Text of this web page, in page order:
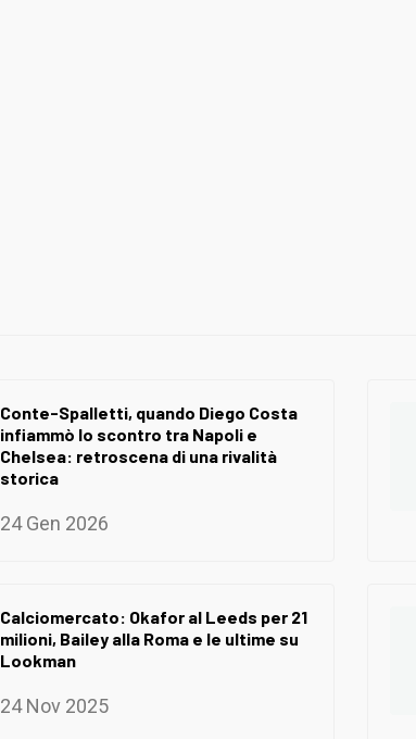
Conte-Spalletti, quando Diego Costa
infiammò lo scontro tra Napoli e
Chelsea: retroscena di una rivalità
storica
24 Gen 2026
Calciomercato: Okafor al Leeds per 21
milioni, Bailey alla Roma e le ultime su
Lookman
24 Nov 2025